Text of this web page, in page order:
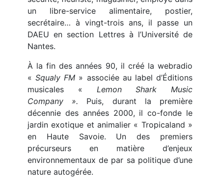
un libre-service alimentaire, postier,
secrétaire… à vingt-trois ans, il passe un
DAEU en section Lettres à l’Université de
Nantes.
À la fin des années 90, il créé la webradio
«Squaly FM » associée au label d’Éditions
musicales « Lemon Shark Music
Company ». Puis, durant la première
décennie des années 2000, il co-fonde le
jardin exotique et animalier « Tropicaland »
en Haute Savoie. Un des premiers
précurseurs en matière d’enjeux
environnementaux de par sa politique d’une
nature autogérée.